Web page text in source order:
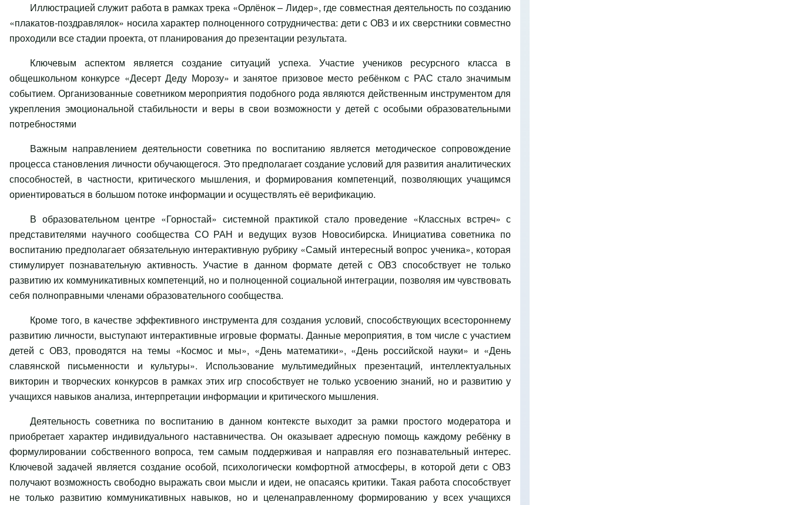
Иллюстрацией служит работа в рамках трека «Орлёнок – Лидер», где совместная деятельность по созданию
«плакатов-поздравлялок» носила характер полноценного сотрудничества: дети с ОВЗ и их сверстники совместно
проходили все стадии проекта, от планирования до презентации результата.
Ключевым аспектом является создание ситуаций успеха. Участие учеников ресурсного класса в
общешкольном конкурсе «Десерт Деду Морозу» и занятое призовое место ребёнком с РАС стало значимым
событием. Организованные советником мероприятия подобного рода являются действенным инструментом для
укрепления эмоциональной стабильности и веры в свои возможности у детей с особыми образовательными
потребностями
Важным направлением деятельности советника по воспитанию является методическое сопровождение
процесса становления личности обучающегося. Это предполагает создание условий для развития аналитических
способностей, в частности, критического мышления, и формирования компетенций, позволяющих учащимся
ориентироваться в большом потоке информации и осуществлять её верификацию.
В образовательном центре «Горностай» системной практикой стало проведение «Классных встреч» с
представителями научного сообщества СО РАН и ведущих вузов Новосибирска. Инициатива советника по
воспитанию предполагает обязательную интерактивную рубрику «Самый интересный вопрос ученика», которая
стимулирует познавательную активность. Участие в данном формате детей с ОВЗ способствует не только
развитию их коммуникативных компетенций, но и полноценной социальной интеграции, позволяя им чувствовать
себя полноправными членами образовательного сообщества.
Кроме того, в качестве эффективного инструмента для создания условий, способствующих всестороннему
развитию личности, выступают интерактивные игровые форматы. Данные мероприятия, в том числе с участием
детей с ОВЗ, проводятся на темы «Космос и мы», «День математики», «День российской науки» и «День
славянской письменности и культуры». Использование мультимедийных презентаций, интеллектуальных
викторин и творческих конкурсов в рамках этих игр способствует не только усвоению знаний, но и развитию у
учащихся навыков анализа, интерпретации информации и критического мышления.
Деятельность советника по воспитанию в данном контексте выходит за рамки простого модератора и
приобретает характер индивидуального наставничества. Он оказывает адресную помощь каждому ребёнку в
формулировании собственного вопроса, тем самым поддерживая и направляя его познавательный интерес.
Ключевой задачей является создание особой, психологически комфортной атмосферы, в которой дети с ОВЗ
получают возможность свободно выражать свои мысли и идеи, не опасаясь критики. Такая работа способствует
не только развитию коммуникативных навыков, но и целенаправленному формированию у всех учащихся